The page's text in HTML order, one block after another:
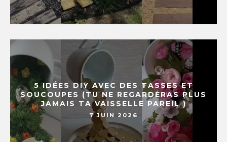
5 IDÉES DIY AVEC DES TASSES ET
SOUCOUPES (TU NE REGARDERAS PLUS
JAMAIS TA VAISSELLE PAREIL )
7 JUIN 2026